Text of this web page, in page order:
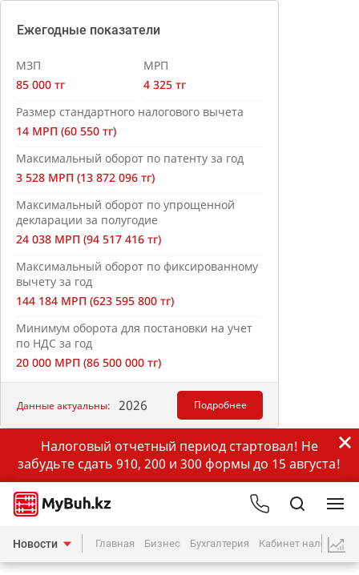
Ежегодные показатели
МЗП
85 000 тг
МРП
4 325 тг
Размер стандартного налогового вычета
14 МРП (60 550 тг)
Максимальный оборот по патенту за год
3 528 МРП (13 872 096 тг)
Максимальный оборот по упрощенной
декларации за полугодие
24 038 МРП (94 517 416 тг)
Максимальный оборот по фиксированному
вычету за год
144 184 МРП (623 595 800 тг)
Минимум оборота для постановки на учет
по НДС за год
20 000 МРП (86 500 000 тг)
Данные актуальны: 2026 Подробнее
Налоговый отчетный период стартовал! Не
забудьте сдать 910, 200 и 300 формы до 15 августа!
Новости Главная Бизнес Бухгалтерия Кабинет